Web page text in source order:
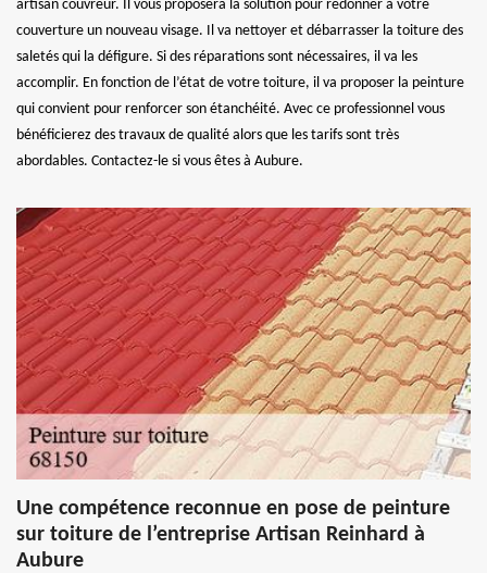
artisan couvreur. Il vous proposera la solution pour redonner à votre
couverture un nouveau visage. Il va nettoyer et débarrasser la toiture des
saletés qui la défigure. Si des réparations sont nécessaires, il va les
accomplir. En fonction de l’état de votre toiture, il va proposer la peinture
qui convient pour renforcer son étanchéité. Avec ce professionnel vous
bénéficierez des travaux de qualité alors que les tarifs sont très
abordables. Contactez-le si vous êtes à Aubure.
Une compétence reconnue en pose de peinture
sur toiture de l’entreprise Artisan Reinhard à
Aubure